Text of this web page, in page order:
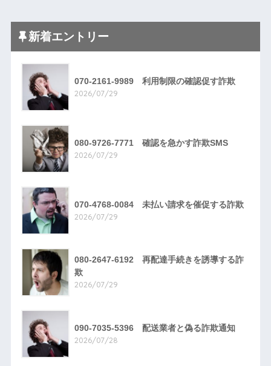
新着エントリー
070-2161-9989 利用制限の確認促す詐欺
2026/07/29
080-9726-7771 確認を急かす詐欺SMS
2026/07/29
070-4768-0084 未払い請求を催促する詐欺
2026/07/29
080-2647-6192 再配達手続きを誘導する詐
欺
2026/07/29
090-7035-5396 配送業者と偽る詐欺通知
2026/07/28